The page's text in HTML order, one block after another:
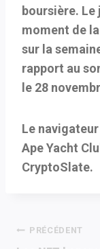
boursière. Le
moment de
sur la
rapport au
le 28
Le
Ape Yacht
CryptoSlate.
Navigation
PRÉCÉDENT